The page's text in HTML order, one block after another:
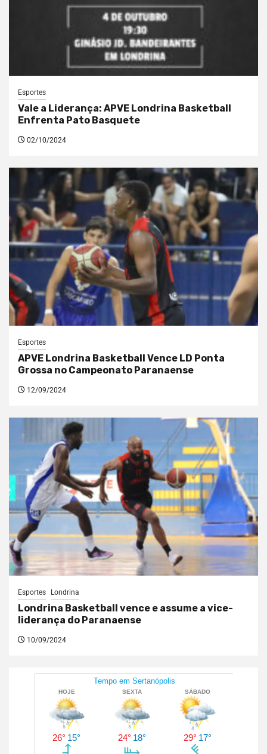
Esportes
Vale a Liderança: APVE Londrina Basketball
Enfrenta Pato Basquete
02/10/2024
Esportes
APVE Londrina Basketball Vence LD Ponta
Grossa no Campeonato Paranaense
12/09/2024
Esportes Londrina
Londrina Basketball vence e assume a vice-
liderança do Paranaense
10/09/2024